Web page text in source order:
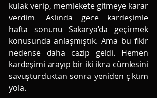
kulak verip, memlekete gitmeye karar
verdim. Aslında gece kardeşimle
hafta sonunu Sakarya’da geçirmek
konusunda anlaşmıştık. Ama bu fikir
nedense daha cazip geldi. Hemen
kardeşimi arayıp bir iki ikna cümlesini
savuşturduktan sonra yeniden çıktım
yola.